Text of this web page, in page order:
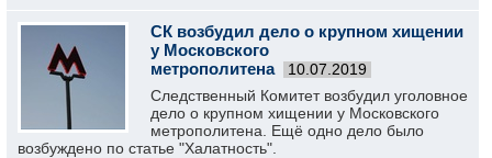
СК возбудил дело о крупном хищении
у Московского
метрополитена
10.07.2019
Следственный Комитет возбудил уголовное
дело о крупном хищении у Московского
метрополитена. Ещё одно дело было
возбуждено по статье "Халатность".